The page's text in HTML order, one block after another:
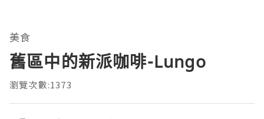
美食
舊區中的新派咖啡-Lungo
瀏覽次數:1373